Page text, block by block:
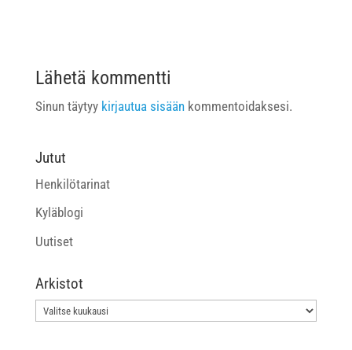
Lähetä kommentti
Sinun täytyy kirjautua sisäänkommentoidaksesi.
Jutut
Henkilötarinat
Kyläblogi
Uutiset
Arkistot
Arkistot